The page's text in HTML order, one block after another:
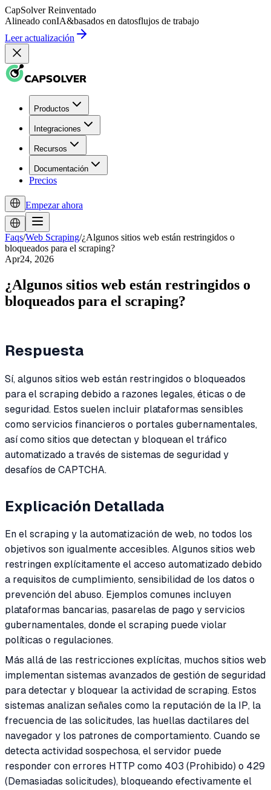
CapSolver Reinventado
Alineado conIA&basados en datosflujos de trabajo
Leer actualización
Productos
Integraciones
Recursos
Documentación
Precios
Empezar ahora
Faqs/Web Scraping/¿Algunos sitios web están restringidos o
bloqueados para el scraping?
Apr24, 2026
¿Algunos sitios web están restringidos o
bloqueados para el scraping?
Respuesta
Sí, algunos sitios web están restringidos o bloqueados
para el scraping debido a razones legales, éticas o de
seguridad. Estos suelen incluir plataformas sensibles
como servicios financieros o portales gubernamentales,
así como sitios que detectan y bloquean el tráfico
automatizado a través de sistemas de seguridad y
desafíos de CAPTCHA.
Explicación Detallada
En el scraping y la automatización de web, no todos los
objetivos son igualmente accesibles. Algunos sitios web
restringen explícitamente el acceso automatizado debido
a requisitos de cumplimiento, sensibilidad de los datos o
prevención del abuso. Ejemplos comunes incluyen
plataformas bancarias, pasarelas de pago y servicios
gubernamentales, donde el scraping puede violar
políticas o regulaciones.
Más allá de las restricciones explícitas, muchos sitios web
implementan sistemas avanzados de gestión de seguridad
para detectar y bloquear la actividad de scraping. Estos
sistemas analizan señales como la reputación de la IP, la
frecuencia de las solicitudes, las huellas dactilares del
navegador y los patrones de comportamiento. Cuando se
detecta actividad sospechosa, el servidor puede
responder con errores HTTP como 403 (Prohibido) o 429
(Demasiadas solicitudes), bloqueando efectivamente el